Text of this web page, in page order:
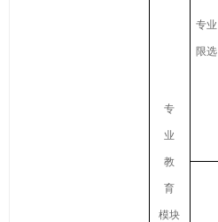
专
业
教
育
模块
专业
限选